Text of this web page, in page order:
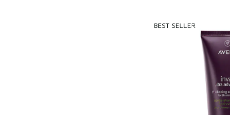
BEST SELLER